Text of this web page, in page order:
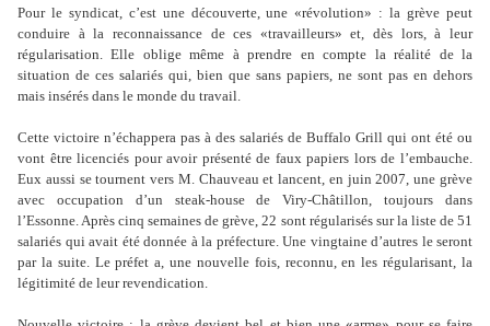
Pour le syndicat, c’est une découverte, une «révolution» : la grève peut
conduire à la reconnaissance de ces «travailleurs» et, dès lors, à leur
régularisation. Elle oblige même à prendre en compte la réalité de la
situation de ces salariés qui, bien que sans papiers, ne sont pas en dehors
mais insérés dans le monde du travail.
Cette victoire n’échappera pas à des salariés de Buffalo Grill qui ont été ou
vont être licenciés pour avoir présenté de faux papiers lors de l’embauche.
Eux aussi se tournent vers M. Chauveau et lancent, en juin 2007, une grève
avec occupation d’un steak-house de Viry-Châtillon, toujours dans
l’Essonne. Après cinq semaines de grève, 22 sont régularisés sur la liste de 51
salariés qui avait été donnée à la préfecture. Une vingtaine d’autres le seront
par la suite. Le préfet a, une nouvelle fois, reconnu, en les régularisant, la
légitimité de leur revendication.